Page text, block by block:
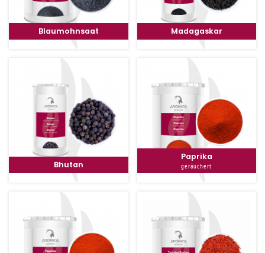
Blaumohnsaat Madagaskar
Bhutan
Paprika
geräuchert